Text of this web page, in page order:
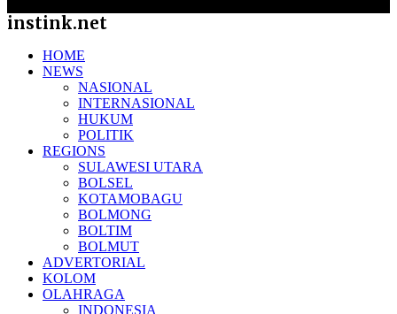
instink.net
HOME
NEWS
NASIONAL
INTERNASIONAL
HUKUM
POLITIK
REGIONS
SULAWESI UTARA
BOLSEL
KOTAMOBAGU
BOLMONG
BOLTIM
BOLMUT
ADVERTORIAL
KOLOM
OLAHRAGA
INDONESIA